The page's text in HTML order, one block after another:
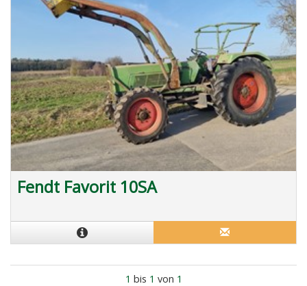
Fendt Favorit 10SA
1 bis 1 von 1